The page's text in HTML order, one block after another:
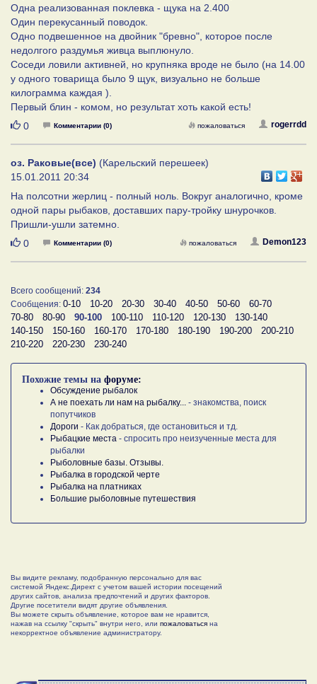
Одна реализованная поклевка - щука на 2.400
Один перекусанный поводок.
Одно подвешенное на двойник "бревно", которое после
недолгого раздумья живца выплюнуло.
Соседи ловили активней, но крупняка вроде не было (на 14.00
у одного товарища было 9 щук, визуально не больше
килограмма каждая ).
Первый блин - комом, но результат хоть какой есть!
Нравится
0 Комментарии (0) rogerrdd
пожаловаться
оз. Раковые(все) (Карельский перешеек)
15.01.2011 20:34
На полсотни жерлиц - полный ноль. Вокруг аналогично, кроме
одной пары рыбаков, доставших пару-тройку шнурочков.
Пришли-ушли затемно.
Нравится
0 Комментарии (0) Demon123
пожаловаться
Всего сообщений: 234
Сообщения: 0-10 10-20 20-30 30-40 40-50 50-60
60-70
70-80
80-90 90-100 100-110 110-120 120-130
130-140
140-150
150-160 160-170 170-180 180-190 190-200
200-210
210-220
220-230 230-240
Похожие темы на форуме:
Обсуждение рыбалок
А не поехать ли нам на рыбалку...
- знакомства, поиск
попутчиков
Дороги - Как добраться, где остановиться и тд.
Рыбацкие места - спросить про неизученные места для
рыбалки
Рыболовные базы. Отзывы.
Рыбалка в городской черте
Рыбалка на платниках
Большие рыболовные путешествия
Вы видите рекламу, подобранную персонально для вас
системой Яндекс.Директ с учетом вашей истории посещений
других сайтов, анализа предпочтений и других факторов.
Другие посетители видят другие объявления.
Вы можете скрыть объявление, которое вам не нравится,
нажав на ссылку "скрыть" внутри него, или пожаловаться на
некорректное объявление администратору.